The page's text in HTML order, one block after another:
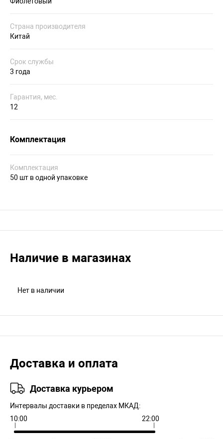
Страна производителя
Китай
Срок службы
3 года
Гарантия, мес.
12
Комплектация
Комплектация
50 шт в одной упаковке
Наличие в магазинах
Нет в наличии
Доставка и оплата
Доставка курьером
Интервалы доставки в пределах МКАД:
10:00
22:00